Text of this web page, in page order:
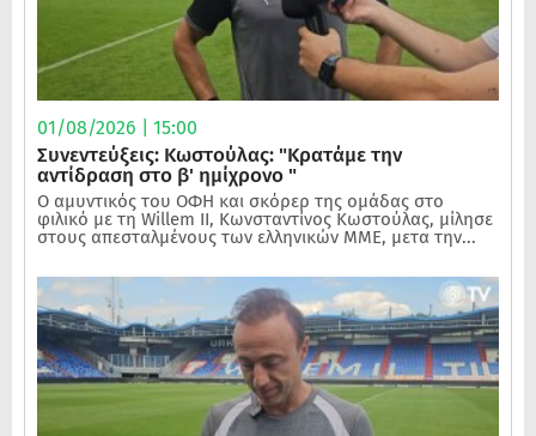
01/08/2026 | 15:00
Συνεντεύξεις: Κωστούλας: "Κρατάμε την
αντίδραση στο β' ημίχρονο "
Ο αμυντικός του ΟΦΗ και σκόρερ της ομάδας στο
φιλικό με τη Willem II, Κωνσταντίνος Κωστούλας, μίλησε
στους απεσταλμένους των ελληνικών ΜΜΕ, μετα την...